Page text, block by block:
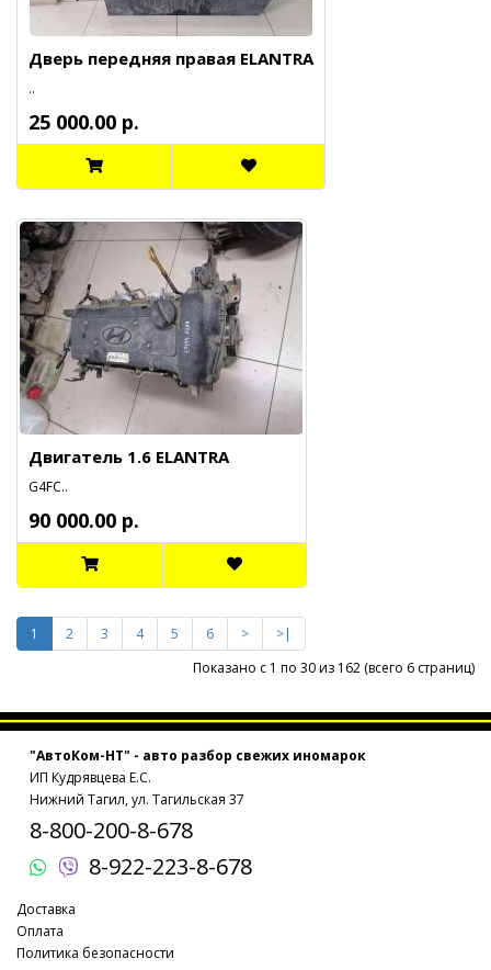
Дверь передняя правая ELANTRA
..
25 000.00 р.
Двигатель 1.6 ELANTRA
G4FC..
90 000.00 р.
1 2 3 4 5 6 >
>|
Показано с 1 по 30 из 162 (всего 6 страниц)
"АвтоКом-НТ" - авто разбор свежих иномарок
ИП Кудрявцева Е.С.
Нижний Тагил, ул. Тагильская 37
8-800-200-8-678
8-922-223-8-678
Доставка
Оплата
Политика безопасности